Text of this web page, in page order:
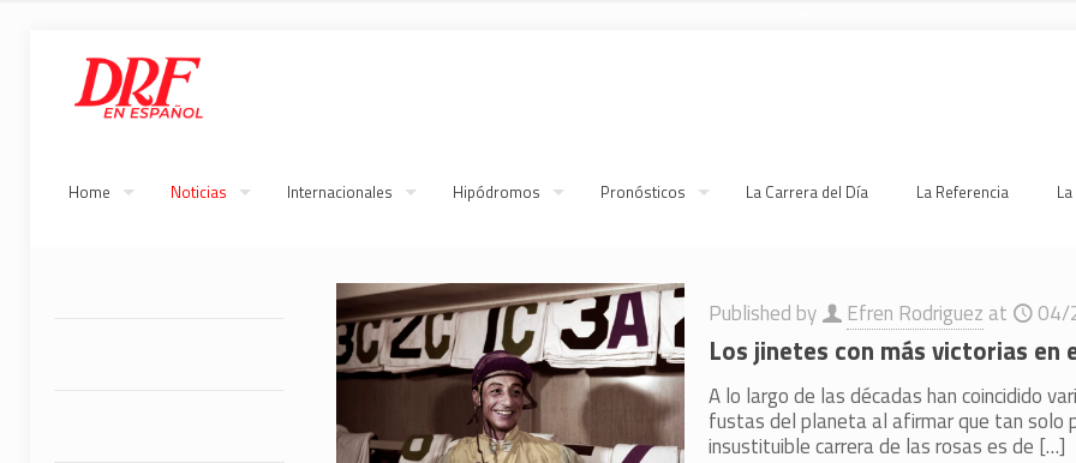
Home Noticias Internacionales Hipódromos Pronósticos La Carrera del Día La Referencia
Published by Efren Rodriguez at 04/
Los jinetes con más victorias en
A lo largo de las décadas han coincidido
fustas del planeta al afirmar que tan solo
insustituible carrera de las rosas es de […]